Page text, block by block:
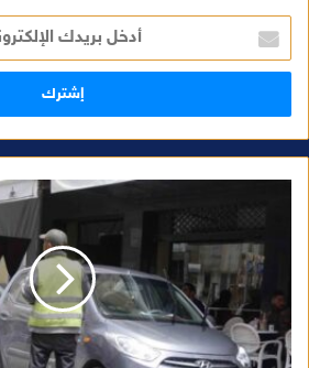
خ
ل
ر
ا
ن
ي